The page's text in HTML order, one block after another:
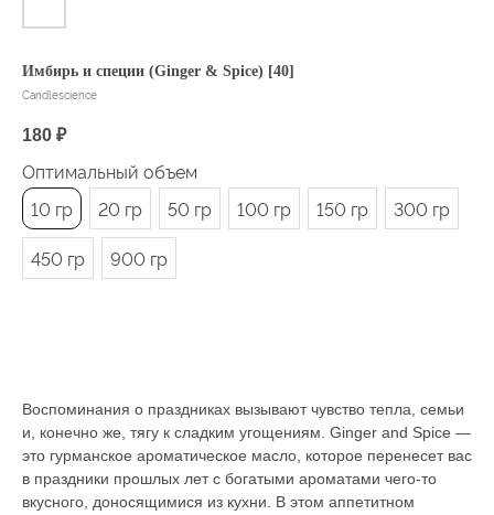
Имбирь и специи (Ginger & Spice) [40]
Candlescience
180 ₽
Оптимальный объем
10 гр
20 гр 50 гр 100 гр 150 гр 300 гр
450 гр 900 гр
Воспоминания о праздниках вызывают чувство тепла, семьи
и, конечно же, тягу к сладким угощениям. Ginger and Spice —
это гурманское ароматическое масло, которое перенесет вас
в праздники прошлых лет с богатыми ароматами чего-то
вкусного, доносящимися из кухни. В этом аппетитном